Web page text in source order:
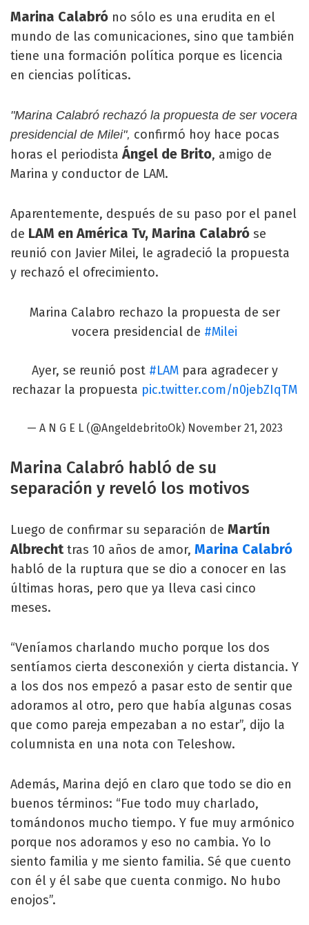
Marina Calabró no sólo es una erudita en el
mundo de las comunicaciones, sino que también
tiene una formación política porque es licencia
en ciencias políticas.
"Marina Calabró rechazó la propuesta de ser vocera
presidencial de Milei", confirmó hoy hace pocas
horas el periodistaÁngel de Brito, amigo de
Marina y conductor de LAM.
Aparentemente, después de su paso por el panel
de LAM en América Tv, Marina Calabró se
reunió con Javier Milei, le agradeció la propuesta
y rechazó el ofrecimiento.
Marina Calabro rechazo la propuesta de ser
vocera presidencial de #Milei
Ayer, se reunió post #LAMpara agradecer y
rechazar la propuesta pic.twitter.com/n0jebZIqTM
— A N G E L (@AngeldebritoOk) November 21, 2023
Marina Calabró habló de su
separación y reveló los motivos
Luego de confirmar su separación de Martín
Albrechttras 10 años de amor, Marina Calabró
habló de la ruptura que se dio a conocer en las
últimas horas, pero que ya lleva casi cinco
meses.
“Veníamos charlando mucho porque los dos
sentíamos cierta desconexión y cierta distancia. Y
a los dos nos empezó a pasar esto de sentir que
adoramos al otro, pero que había algunas cosas
que como pareja empezaban a no estar”, dijo la
columnista en una nota con Teleshow.
Además, Marina dejó en claro que todo se dio en
buenos términos: “Fue todo muy charlado,
tomándonos mucho tiempo. Y fue muy armónico
porque nos adoramos y eso no cambia. Yo lo
siento familia y me siento familia. Sé que cuento
con él y él sabe que cuenta conmigo. No hubo
enojos”.